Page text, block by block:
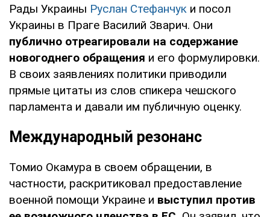
Рады Украины Руслан Стефанчук и посол
Украины в Праге Василий Зварич. Они
публично отреагировали на содержание
новогоднего обращения и его формулировки.
В своих заявлениях политики приводили
прямые цитаты из слов спикера чешского
парламента и давали им публичную оценку.
Международный резонанс
Томио Окамура в своем обращении, в
частности, раскритиковал предоставление
военной помощи Украине и выступил против